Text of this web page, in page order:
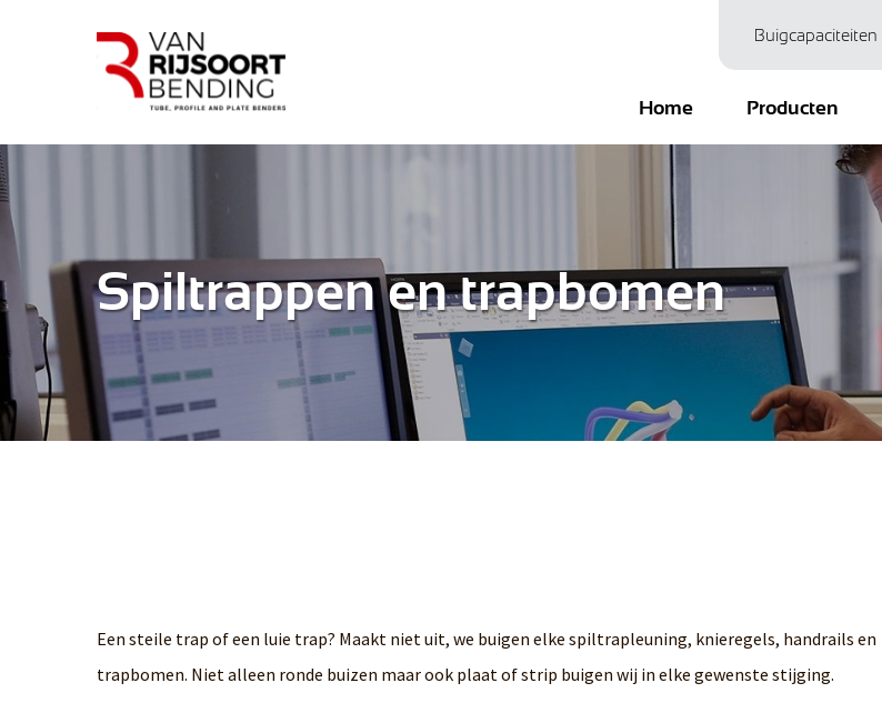
Buigcapaciteiten
Home Producten
Spiltrappen en trapbomen
Een steile trap of een luie trap? Maakt niet uit, we buigen elke spiltrapleuning, knieregels, handrails en
trapbomen. Niet alleen ronde buizen maar ook plaat of strip buigen wij in elke gewenste stijging.